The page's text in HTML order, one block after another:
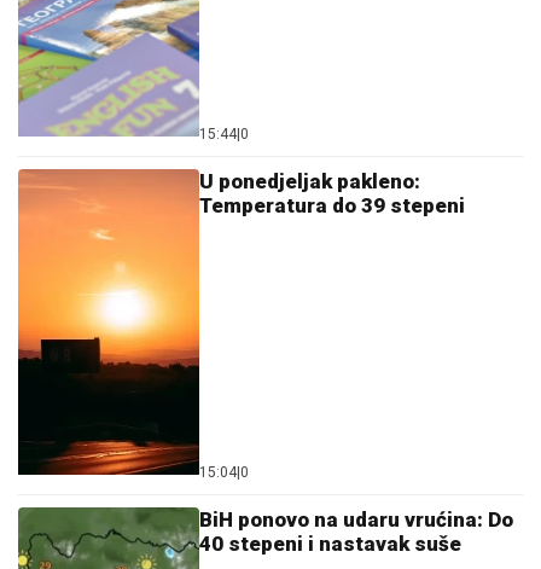
15:44|0
U ponedjeljak pakleno:
Temperatura do 39 stepeni
15:04|0
BiH ponovo na udaru vrućina: Do
40 stepeni i nastavak suše